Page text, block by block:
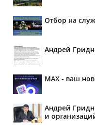
Отбор на
Андрей
MAX - ваш
Андрей
и